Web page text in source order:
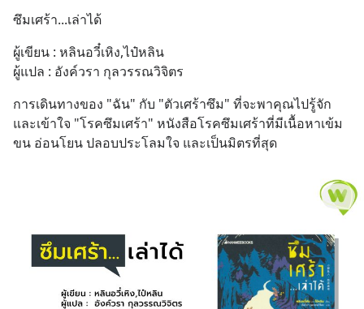
ซึมเศร้า...เล่าได้
ผู้เขียน : หลินอวี๋เหิง,ไป๋หลิน
ผู้แปล : อังค์วรา กุลวรรณวิจิตร
การเดินทางของ "ฉัน" กับ "ตัวเศร้าซึม" ที่จะพาคุณไปรู้จัก
และเข้าใจ "โรคซึมเศร้า" หนังสือโรคซึมเศร้าที่มีเนื้อหาเข้ม
ขน อ่อนโยน ปลอบประโลมใจ และเป็นมิตรที่สุด